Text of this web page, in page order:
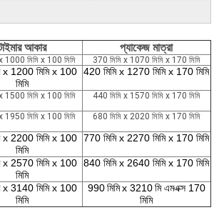
আকার প্যাকেজ মাত্রা
1000 মিমি x 100 মিমি
370 মিমি x 1070 মিমি x 170 মিমি
x 1200 মিমি x 100
মিমি
420 মিমি x 1270 মিমি x 170 মিমি
1500 মিমি x 100 মিমি 440 মিমি x 1570 মিমি x 170 মিমি
1950 মিমি x 100 মিমি 680 মিমি x 2020 মিমি x 170 মিমি
x 2200 মিমি x 100
মিমি
770 মিমি x 2270 মিমি x 170 মিমি
x 2570 মিমি x 100
মিমি
840 মিমি x 2640 মিমি x 170 মিমি
x 3140 মিমি x 100
মিমি
990মিমিx 3210মি এমএক্স 170
মিমি